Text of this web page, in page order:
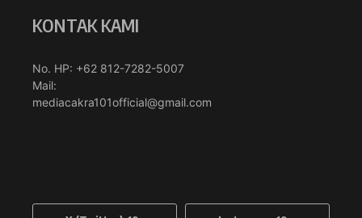
KONTAK KAMI
No. HP: +62 812-7282-5007
Mail:
mediacakra101official@gmail.com